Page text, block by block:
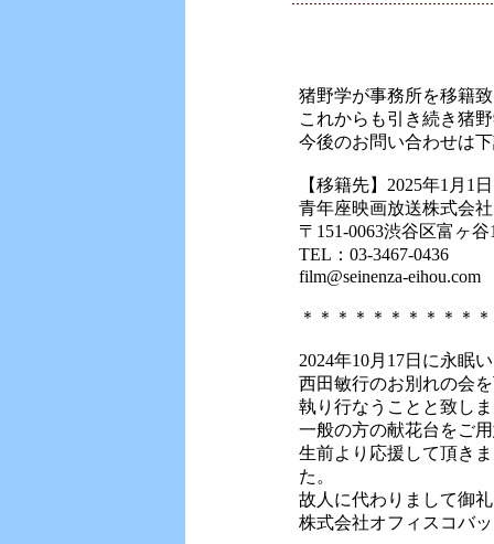
猪野学が事務所を移籍
これからも引き続き猪
今後のお問い合わせは
【移籍先】2025年1月1
青年座映画放送株式会社
〒151-0063渋谷区富ヶ谷
TEL：03-3467-0436
film@seinenza-eihou.com
＊＊＊＊＊＊＊＊＊＊
2024年10月17日に永眠
西田敏行のお別れの会
執り行なうことと致し
一般の方の献花台をご
生前より応援して頂き
た。
故人に代わりまして御
株式会社オフィスコバ